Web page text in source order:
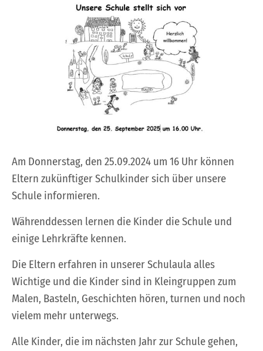
Am Donnerstag, den 25.09.2024 um 16 Uhr können
Eltern zukünftiger Schulkinder sich über unsere
Schule informieren.
Währenddessen lernen die Kinder die Schule und
einige Lehrkräfte kennen.
Die Eltern erfahren in unserer Schulaula alles
Wichtige und die Kinder sind in Kleingruppen zum
Malen, Basteln, Geschichten hören, turnen und noch
vielem mehr unterwegs.
Alle Kinder, die im nächsten Jahr zur Schule gehen,